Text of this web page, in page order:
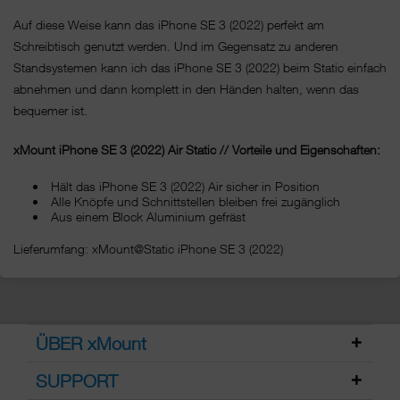
Auf diese Weise kann das iPhone SE 3 (2022) perfekt am
Schreibtisch genutzt werden. Und im Gegensatz zu anderen
Standsystemen kann ich das iPhone SE 3 (2022) beim Static einfach
abnehmen und dann komplett in den Händen halten, wenn das
bequemer ist.
xMount iPhone SE 3 (2022) Air Static // Vorteile und Eigenschaften:
Hält das iPhone SE 3 (2022) Air sicher in Position
Alle Knöpfe und Schnittstellen bleiben frei zugänglich
Aus einem Block Aluminium gefräst
Lieferumfang: xMount@Static iPhone SE 3 (2022)
ÜBER xMount
SUPPORT